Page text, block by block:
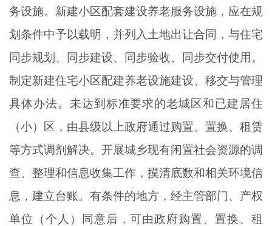
务设施。新建小区配套建设养老服务设施，应在规
划条件中予以载明，并列入土地出让合同，与住宅
同步规划、同步建设、同步验收、同步交付使用。
制定新建住宅小区配建养老设施建设、移交与管理
具体办法。未达到标准要求的老城区和已建居住
（小）区，由县级以上政府通过购置、置换、租赁
等方式调剂解决。开展城乡现有闲置社会资源的调
查、整理和信息收集工作，摸清底数和相关环境信
息，建立台账。有条件的地方，经主管部门、产权
单位（个人）同意后，可由政府购置、置换、租